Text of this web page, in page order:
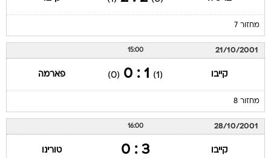
מחזור 7
21/10/2001
15:00
קייבו (1)
1 : 0
(0) פארמה
מחזור 8
28/10/2001
16:00
קייבו 3 : 0 טורינו